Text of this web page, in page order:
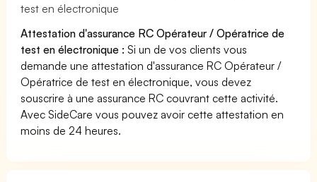
test en électronique
Attestation d'assurance RC Opérateur / Opératrice de
test en électronique : Si un de vos clients vous
demande une attestation d'assurance RC Opérateur /
Opératrice de test en électronique, vous devez
souscrire à une assurance RC couvrant cette activité.
Avec SideCare vous pouvez avoir cette attestation en
moins de 24 heures.